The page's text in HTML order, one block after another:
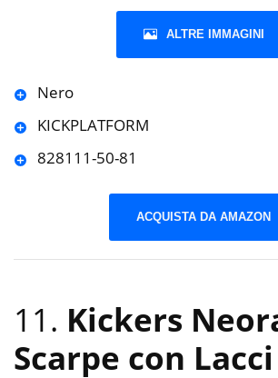
ALTRE IMMAGINI
Nero
KICKPLATFORM
828111-50-81
ACQUISTA DA AMAZON
11. Kickers
Scarpe con Lacci